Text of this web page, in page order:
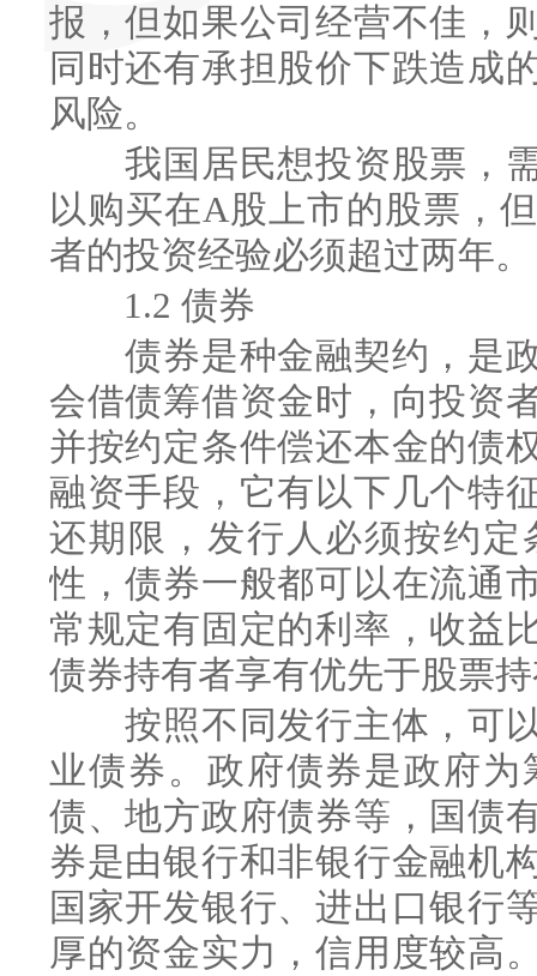
报，但如果公司经营不佳，
同时还有承担股价下跌造成
风险。
我国居民想投资股票，需
以购买在A股上市的股票，
者的投资经验必须超过两年。
1.2 债券
债券是种金融契约，是政
会借债筹借资金时，向投资
并按约定条件偿还本金的债
融资手段，它有以下几个特
还期限，发行人必须按约
性，债券一般都可以在流通
常规定有固定的利率，收益
债券持有者享有优先于股票
按照不同发行主体，可以
业债券。政府债券是政府
债、地方政府债券等，国债
券是由银行和非银行金融机
国家开发银行、进出口银行
厚的资金实力，信用度较高